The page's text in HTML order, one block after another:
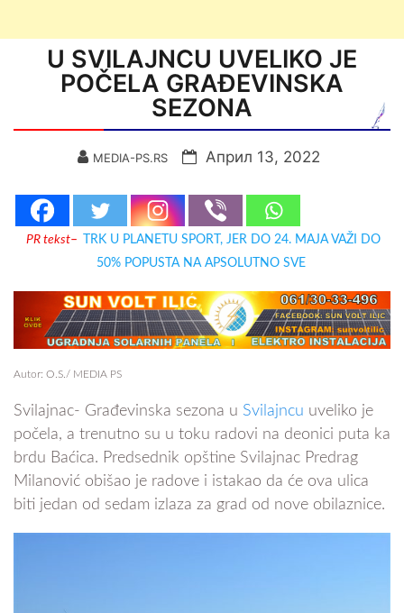
U SVILAJNCU UVELIKO JE
POČELA GRAĐEVINSKA
SEZONA
MEDIA-PS.RS Април 13, 2022
PR tekst–
TRK U PLANETU SPORT, JER DO 24. MAJA VAŽI DO
50% POPUSTA NA APSOLUTNO SVE
Autor: O.S./ MEDIA PS
Svilajnac- Građevinska sezona u Svilajncu uveliko je
počela, a trenutno su u toku radovi na deonici puta ka
brdu Baćica. Predsednik opštine Svilajnac Predrag
Milanović obišao je radove i istakao da će ova ulica
biti jedan od sedam izlaza za grad od nove obilaznice.